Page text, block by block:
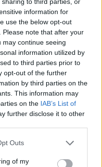
information for
use the below opt-out
note that after your
continue seeing
information utilized by
to third parties prior to
opt-out of the further
by third parties on the
This information may
on the IAB’s List of
further disclose it to other
uses one or more Google
You may click to
Outs
of my
σπουδών και
έχουν τη χαμηλότερη